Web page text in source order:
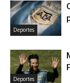
Deportes
Deportes